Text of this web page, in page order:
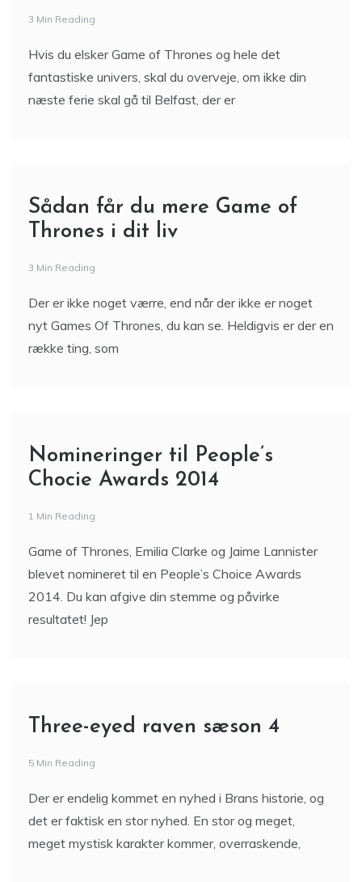
3 Min Reading
Hvis du elsker Game of Thrones og hele det
fantastiske univers, skal du overveje, om ikke din
næste ferie skal gå til Belfast, der er
Sådan får du mere Game of
Thrones i dit liv
3 Min Reading
Der er ikke noget værre, end når der ikke er noget
nyt Games Of Thrones, du kan se. Heldigvis er der en
række ting, som
Nomineringer til People’s
Chocie Awards 2014
1 Min Reading
Game of Thrones, Emilia Clarke og Jaime Lannister
blevet nomineret til en People’s Choice Awards
2014. Du kan afgive din stemme og påvirke
resultatet! Jep
Three-eyed raven sæson 4
5 Min Reading
Der er endelig kommet en nyhed i Brans historie, og
det er faktisk en stor nyhed. En stor og meget,
meget mystisk karakter kommer, overraskende,